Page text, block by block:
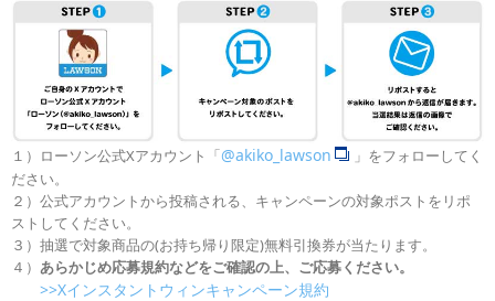
１）ローソン公式Xアカウント「@akiko_lawson
」をフォローしてく
ださい。
２）公式アカウントから投稿される、キャンペーンの対象ポストをリポ
ストしてください。
３）抽選で対象商品の(お持ち帰り限定)無料引換券が当たります。
４） あらかじめ応募規約などをご確認の上、ご応募ください。
>>Xインスタントウィンキャンペーン規約